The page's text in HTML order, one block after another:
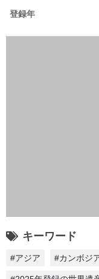
登録年
キーワード
#アジア #カンボジ